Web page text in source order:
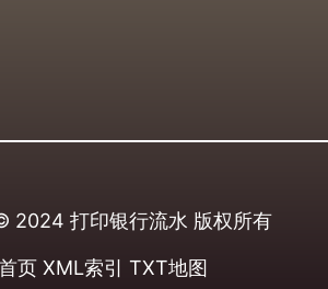
2024 打印银行流水 版权所有
页 XML索引 TXT地图